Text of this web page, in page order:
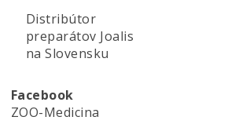
Distribútor
preparátov Joalis
na Slovensku
Facebook
ZOO-Medicina